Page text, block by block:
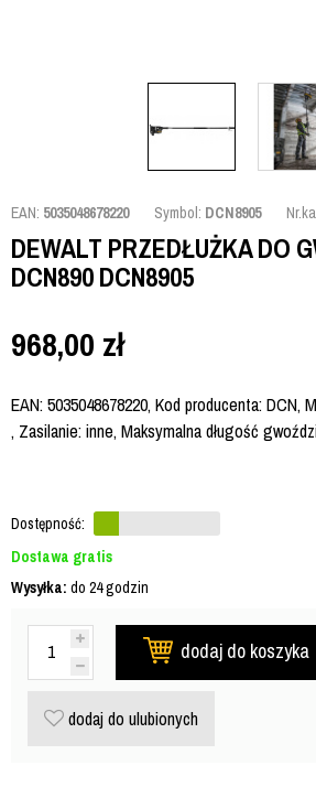
EAN: 5035048678220 Symbol: DCN8905
DEWALT PRZEDŁUŻKA DO
DCN890 DCN8905
968,00 zł
EAN: 5035048678220, Kod producenta: DCN,
, Zasilanie: inne, Maksymalna długość
Dostępność:
Dostawa gratis
Wysyłka: do 24 godzin
dodaj do koszyka
dodaj do ulubionych